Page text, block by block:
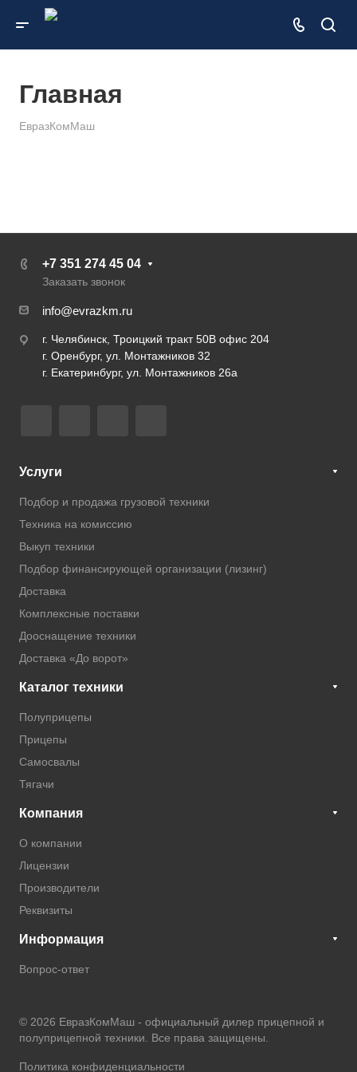
Главная
ЕвразКомМаш
+7 351 274 45 04
Заказать звонок
info@evrazkm.ru
г. Челябинск, Троицкий тракт 50В офис 204
г. Оренбург, ул. Монтажников 32
г. Екатеринбург, ул. Монтажников 26а
Услуги
Подбор и продажа грузовой техники
Техника на комиссию
Выкуп техники
Подбор финансирующей организации (лизинг)
Доставка
Комплексные поставки
Дооснащение техники
Доставка «До ворот»
Каталог техники
Полуприцепы
Прицепы
Самосвалы
Тягачи
Компания
О компании
Лицензии
Производители
Реквизиты
Информация
Вопрос-ответ
© 2026 ЕвразКомМаш - официальный дилер прицепной и
полуприцепной техники . Все права защищены.
Политика конфиденциальности